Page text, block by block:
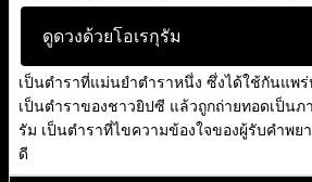
ดูดวงด้วยโอเรกุรัม
เป็นตำราที่แม่นยำตำราหนึ่ง ซึ่งได้ใช้กันแพร่
เป็นตำราของชาวยิปซี แล้วถูกถ่ายทอดเป็นภ
รัม เป็นตำราที่ไขความข้องใจของผู้รับคำพย
ดี